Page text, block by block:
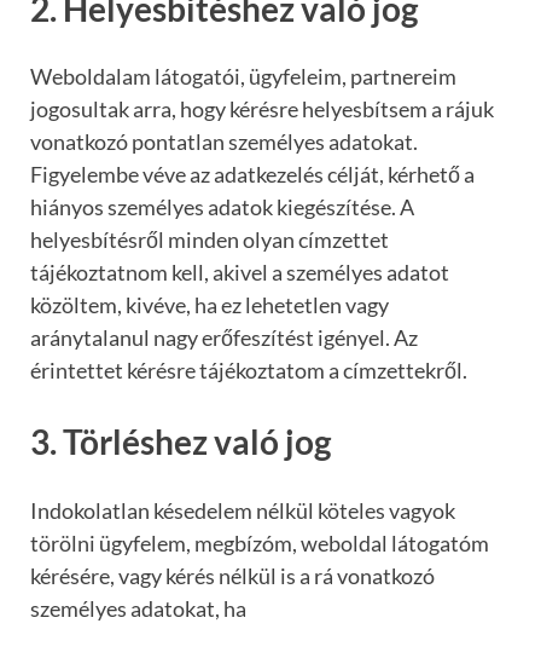
2. Helyesbítéshez való jog
Weboldalam látogatói, ügyfeleim, partnereim
jogosultak arra, hogy kérésre helyesbítsem a rájuk
vonatkozó pontatlan személyes adatokat.
Figyelembe véve az adatkezelés célját, kérhető a
hiányos személyes adatok kiegészítése. A
helyesbítésről minden olyan címzettet
tájékoztatnom kell, akivel a személyes adatot
közöltem, kivéve, ha ez lehetetlen vagy
aránytalanul nagy erőfeszítést igényel. Az
érintettet kérésre tájékoztatom a címzettekről.
3. Törléshez való jog
Indokolatlan késedelem nélkül köteles vagyok
törölni ügyfelem, megbízóm, weboldal látogatóm
kérésére, vagy kérés nélkül is a rá vonatkozó
személyes adatokat, ha